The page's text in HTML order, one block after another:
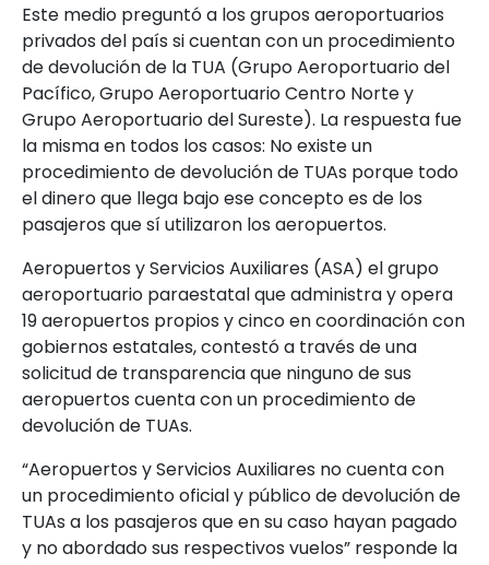
Este medio preguntó a los grupos aeroportuarios
privados del país si cuentan con un procedimiento
de devolución de la TUA (Grupo Aeroportuario del
Pacífico, Grupo Aeroportuario Centro Norte y
Grupo Aeroportuario del Sureste). La respuesta fue
la misma en todos los casos: No existe un
procedimiento de devolución de TUAs porque todo
el dinero que llega bajo ese concepto es de los
pasajeros que sí utilizaron los aeropuertos.
Aeropuertos y Servicios Auxiliares (ASA) el grupo
aeroportuario paraestatal que administra y opera
19 aeropuertos propios y cinco en coordinación con
gobiernos estatales, contestó a través de una
solicitud de transparencia que ninguno de sus
aeropuertos cuenta con un procedimiento de
devolución de TUAs.
“Aeropuertos y Servicios Auxiliares no cuenta con
un procedimiento oficial y público de devolución de
TUAs a los pasajeros que en su caso hayan pagado
y no abordado sus respectivos vuelos” responde la